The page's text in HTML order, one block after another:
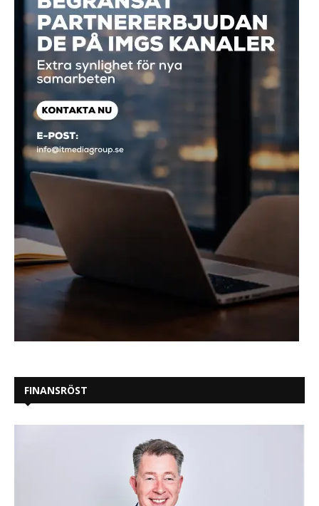
FINANSRÖST